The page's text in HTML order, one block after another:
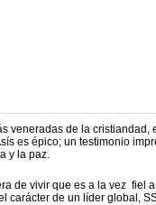
veneradas de la
es épico; un testimonio
y la paz.
de vivir que es a la vez fiel
carácter de un líder global,